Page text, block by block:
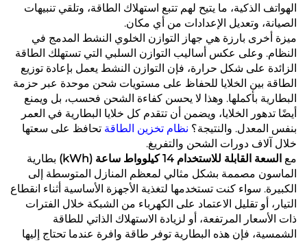
الهواتف الذكية، ما يتيح لهم تتبع استهلاك الطاقة، وتلقي تنبيهات
الصيانة، وتعديل الإعدادات من أي مكان.
ميزة أخرى بارزة هي جهاز التوازن الخلوي النشط المدمج في
النظام. وعلى عكس أساليب التوازن السلبي التي تستهلك الطاقة
الزائدة على شكل حرارة، فإن التوازن النشط يعمل بإعادة توزيع
الطاقة بين الخلايا للحفاظ على مستويات شحن موحدة عبر حزمة
البطارية بأكملها. وهذا لا يحسن كفاءة الشحن فحسب، بل ويمنع
أيضًا تدهور الخلايا، ويضمن أن تتقدم كل خلايا البطارية في العمر
بنفس المعدل. والنتيجة؟ نظام تخزين الطاقة تحافظ على سعتها
خلال آلاف دورات الشحن والتفريغ.
مع السعة القابلة للاستخدام 14 كيلوواط ساعة (kWh)
بطارية
الماسون مصممة بشكل مثالي لمعظم المنازل المتوسطة إلى
الكبيرة. سواء كنت تستخدمها لتغذية الأجهزة الأساسية أثناء انقطاع
التيار، أو تقليل الاعتماد على الكهرباء من الشبكة خلال الفترات
ذات الأسعار المرتفعة، أو لزيادة الاستهلاك الذاتي للطاقة
الشمسية، فإن هذه البطارية توفر طاقة وافرة عندما تحتاج إليها